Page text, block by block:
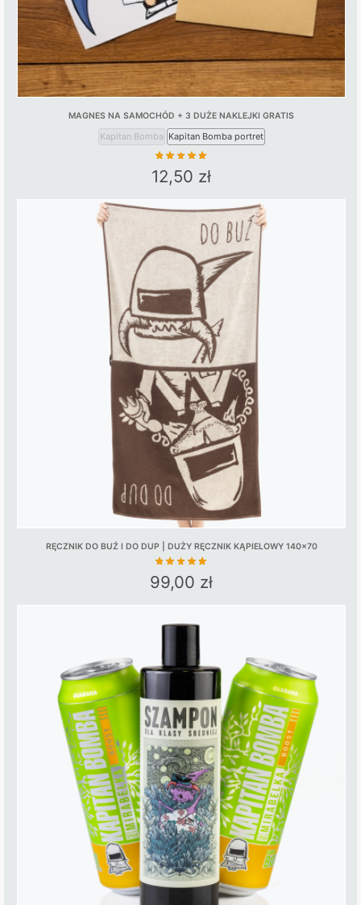
MAGNES NA SAMOCHÓD + 3 DUŻE NAKLEJKI GRATIS
Kapitan Bomba Kapitan Bomba portret
12,50 zł
This
product
multiple
variants.
The
options
may
chosen
on
the
product
page
RĘCZNIK DO BUŹ I DO DUP | DUŻY RĘCZNIK KĄPIELOWY 140×70
99,00 zł